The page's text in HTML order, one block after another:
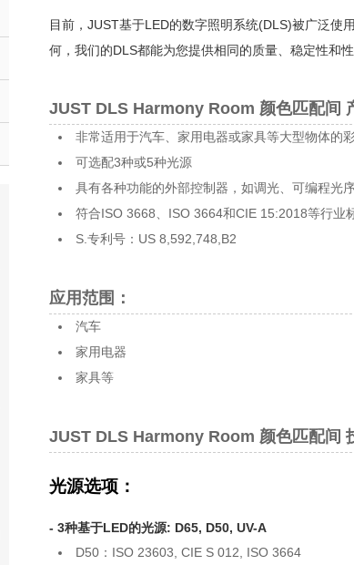
目前，JUST基于LED的数字照明系统(DLS)被广泛使
何，我们的DLS都能为您提供相同的质量、稳定性和性
JUST DLS Harmony Room 颜色匹配间
非常适用于汽车、家用电器或家具等大型物体的
可选配3种或5种光源
具有各种功能的外部控制器，如调光、可编程光
符合ISO 3668、ISO 3664和CIE 15:2018等行业
S.专利号：US 8,592,748,B2
应用范围：
汽车
家用电器
家具等
JUST DLS Harmony Room 颜色匹配间
光源选项：
- 3种基于LED的光源: D65, D50, UV-A
D50：ISO 23603, CIE S 012, ISO 3664